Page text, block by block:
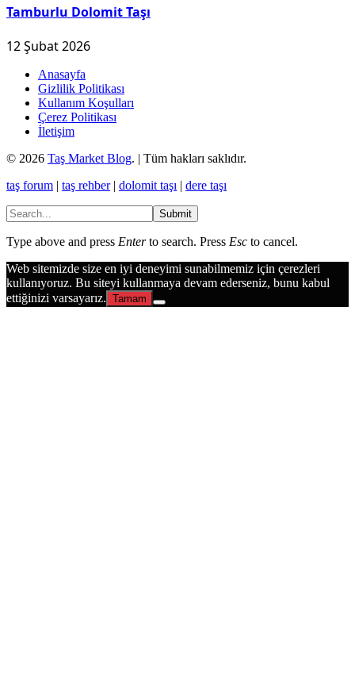
Tamburlu Dolomit Taşı
12 Şubat 2026
Anasayfa
Gizlilik Politikası
Kullanım Koşulları
Çerez Politikası
İletişim
© 2026 Taş Market Blog. | Tüm hakları saklıdır.
taş forum | taş rehber| dolomit taşı | dere taşı
Submit
Type above and press Enterto search. Press Esc to cancel.
Web sitemizde size en iyi deneyimi sunabilmemiz için çerezleri
kullanıyoruz. Bu siteyi kullanmaya devam ederseniz, bunu kabul
ettiğinizi varsayarız. Tamam